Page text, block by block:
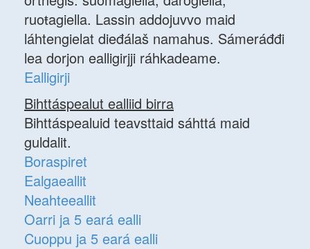
ruoŧagiella. Lassin addojuvvo maid
láhtengielat dieđálaš namahus. Sámeráđđi
lea dorjon ealligirjji ráhkadeame.
Ealligirji
Bihttáspealut ealliid birra
Bihttáspealuid teavsttaid sáhttá maid
guldalit.
Boraspiret
Ealgaeallit
Neahteeallit
Oarri ja 5 eará ealli
Cuoppu ja 5 eará ealli